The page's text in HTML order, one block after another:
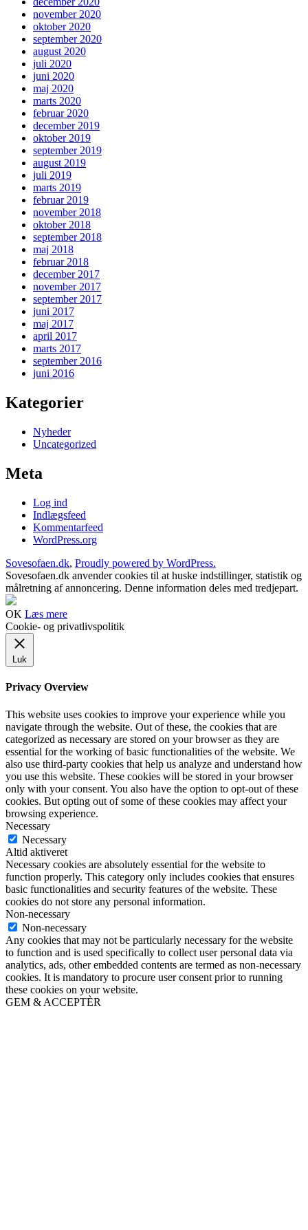
november 2020
oktober 2020
september 2020
august 2020
juli 2020
juni 2020
maj 2020
marts 2020
februar 2020
december 2019
oktober 2019
september 2019
august 2019
juli 2019
marts 2019
februar 2019
november 2018
oktober 2018
september 2018
maj 2018
februar 2018
december 2017
november 2017
september 2017
juni 2017
maj 2017
april 2017
marts 2017
september 2016
juni 2016
Kategorier
Nyheder
Uncategorized
Meta
Log ind
Indlægsfeed
Kommentarfeed
WordPress.org
Sovesofaen.dk, Proudly powered by WordPress.
Sovesofaen.dk anvender cookies til at huske indstillinger, statistik og
målretning af annoncering. Denne information deles med tredjepart.
OK Læs mere
Cookie- og privatlivspolitik
Luk
Privacy Overview
This website uses cookies to improve your experience while you
navigate through the website. Out of these, the cookies that are
categorized as necessary are stored on your browser as they are
essential for the working of basic functionalities of the website. We
also use third-party cookies that help us analyze and understand how
you use this website. These cookies will be stored in your browser
only with your consent. You also have the option to opt-out of these
cookies. But opting out of some of these cookies may affect your
browsing experience.
Necessary
Necessary
Altid aktiveret
Necessary cookies are absolutely essential for the website to
function properly. This category only includes cookies that ensures
basic functionalities and security features of the website. These
cookies do not store any personal information.
Non-necessary
Non-necessary
Any cookies that may not be particularly necessary for the website
to function and is used specifically to collect user personal data via
analytics, ads, other embedded contents are termed as non-necessary
cookies. It is mandatory to procure user consent prior to running
these cookies on your website.
GEM & ACCEPTÈR